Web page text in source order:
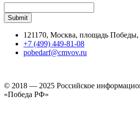
121170, Москва, площадь Победы,
+7 (499) 449-81-08
pobedarf@cmvov.ru
© 2018 — 2025 Российское
«Победа РФ»